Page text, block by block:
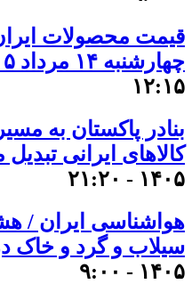
قیمت محصولات
چهارشنبه ۱۴ مرداد ۱۴۰۵
۱۲:۱۵
بنادر پاکستان به
کالاهای ایرانی
۱۴۰۵ - ۲۱:۲۰
هواشناسی ایران /
سیلاب و گرد و خاک
۱۴۰۵ - ۹:۰۰